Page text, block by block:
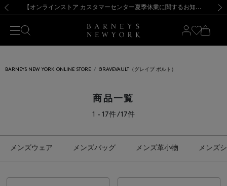
新規登録のお客様も対象！＜MY BARNEYS＞会員のお客様は11,000円（税込）以上のお買上げで常時送料無料！お買い物の際は会員登録を！
【夏季休業に伴う出荷一時停止のお知らせ】(2026.8.7) 【オンラインストア カスタマーセンター夏季休業に関するお知らせ】（2026.8.7）
【夏季休業に伴う返品・交換承り一時停止のお知らせ】（2026.8.5）
熊本県を中心とした地震の影響によるお荷物のお届けについて
【開催中】SUMMER SALEのご案内・ご注意事項 新規登録のお客様も対象！＜MY BARNEYS＞会員のお客様は11,000円（税込）以上のお買上げで常時送料無料！お買い物の際は会員登録を！
【夏季休業に伴う出荷一時停止のお知らせ】(2026.8.7)
BARNEYS NEW YORK ONLINE STORE GRAVEVAULT（グレイブ ボルト）
商品一覧
1 - 17件 / 17件
メンズウェア メンズバッグ メンズ革小物 メンズ